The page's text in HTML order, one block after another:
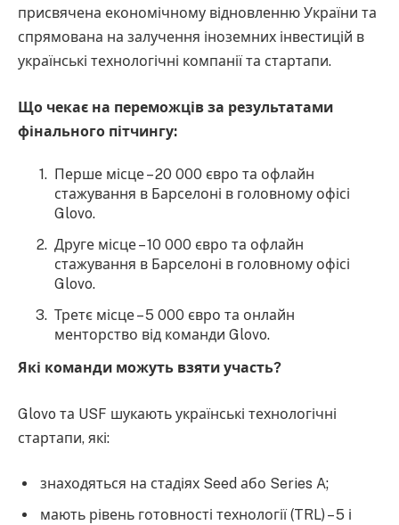
присвячена економічному відновленню України та
спрямована на залучення іноземних інвестицій в
українські технологічні компанії та стартапи.
Що чекає на переможців за результатами
фінального пітчингу:
Перше місце – 20 000 євро та офлайн
стажування в Барселоні в головному офісі
Glovo.
Друге місце – 10 000 євро та офлайн
стажування в Барселоні в головному офісі
Glovo.
Третє місце – 5 000 євро та онлайн
менторство від команди Glovo.
Які команди можуть взяти участь?
Glovo та USF шукають українські технологічні
стартапи, які:
знаходяться на стадіях Seed або Series A;
мають рівень готовності технології (TRL) – 5 і